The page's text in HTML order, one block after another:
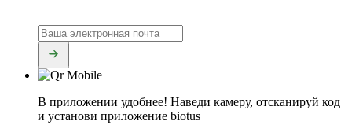
В приложении удобнее! Наведи камеру, отсканируй код
и установи приложение biotus